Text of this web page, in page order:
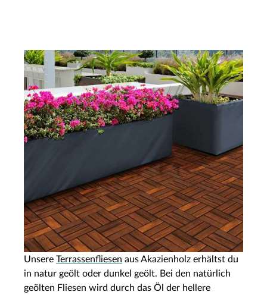
Unsere Terrassenfliesen aus Akazienholz erhältst du
in natur geölt oder dunkel geölt. Bei den natürlich
geölten Fliesen wird durch das Öl der hellere